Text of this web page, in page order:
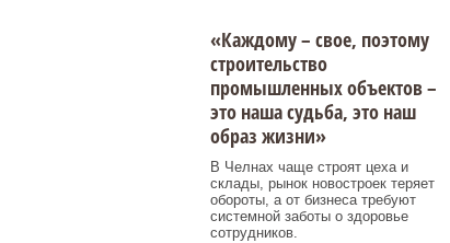
«Каждому – свое, поэтому
строительство
промышленных объектов –
это наша судьба, это наш
образ жизни»
В Челнах чаще строят цеха и
склады, рынок новостроек теряет
обороты, а от бизнеса требуют
системной заботы о здоровье
сотрудников.